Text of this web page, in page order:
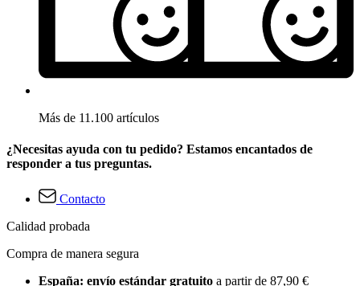
Más de 11.100 artículos
¿Necesitas ayuda con tu pedido? Estamos encantados de
responder a tus preguntas.
Contacto
Calidad probada
Compra de manera segura
España: envío estándar gratuito a partir de 87,90 €